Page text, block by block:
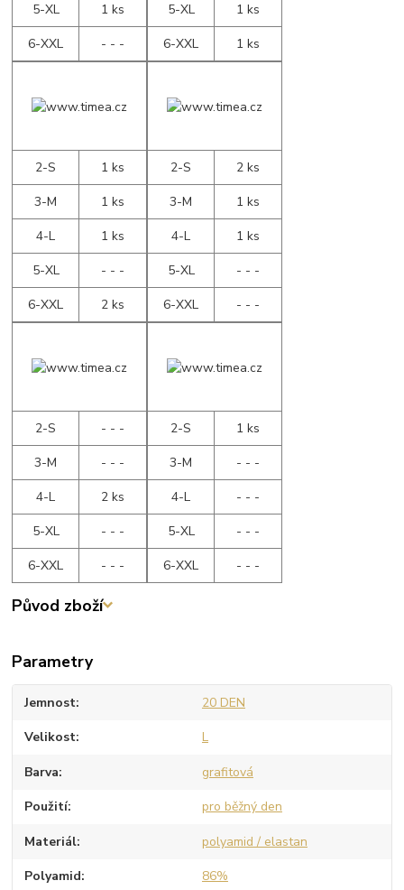
5-XL
1 ks
6-XXL
- - -
5-XL
1 ks
6-XXL
1 ks
2-S
1 ks
3-M
1 ks
4-L
1 ks
5-XL
- - -
6-XXL
2 ks
2-S
2 ks
3-M
1 ks
4-L
1 ks
5-XL
- - -
6-XXL
- - -
2-S
- - -
3-M
- - -
4-L
2 ks
5-XL
- - -
6-XXL
- - -
2-S
1 ks
3-M
- - -
4-L
- - -
5-XL
- - -
6-XXL
- - -
Původ zboží
Parametry
Jemnost 20 DEN
Velikost L
Barva grafitová
Použití pro běžný den
Materiál polyamid / elastan
Polyamid 86%